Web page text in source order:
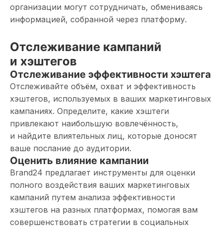
организации могут сотрудничать, обмениваясь
информацией, собранной через платформу.
Отслеживание кампаний
и хэштегов
Отслеживание эффективности хэштега
Отслеживайте объём, охват и эффективность
хэштегов, используемых в ваших маркетинговых
кампаниях. Определите, какие хэштеги
привлекают наибольшую вовлечённость,
и найдите влиятельных лиц, которые доносят
ваше послание до аудитории.
Оценить влияние кампании
Brand24 предлагает инструменты для оценки
полного воздействия ваших маркетинговых
кампаний путем анализа эффективности
хэштегов на разных платформах, помогая вам
совершенствовать стратегии в социальных